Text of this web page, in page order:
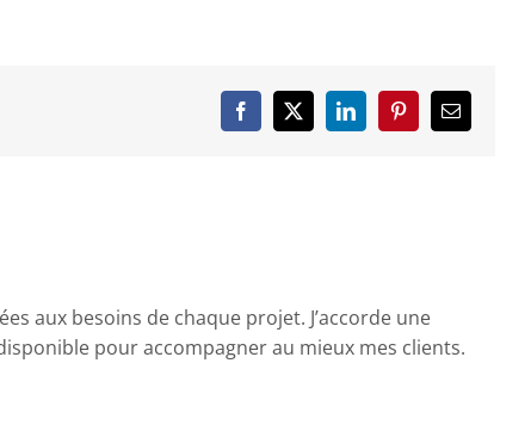
Facebook
X LinkedInPinterestEmail
aux besoins de chaque projet. J’accorde une
pour accompagner au mieux mes clients.